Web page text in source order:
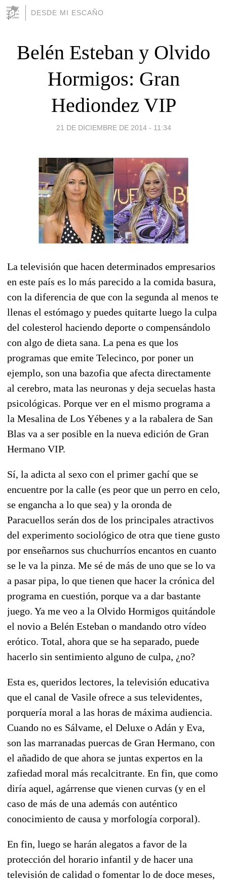
DESDE MI ESCAÑO
Belén Esteban y Olvido
Hormigos: Gran
Hediondez VIP
21 DE DICIEMBRE DE 2014 - 11:34
La televisión que hacen determinados empresarios
en este país es lo más parecido a la comida basura,
con la diferencia de que con la segunda al menos te
llenas el estómago y puedes quitarte luego la culpa
del colesterol haciendo deporte o compensándolo
con algo de dieta sana. La pena es que los
programas que emite Telecinco, por poner un
ejemplo, son una bazofia que afecta directamente
al cerebro, mata las neuronas y deja secuelas hasta
psicológicas. Porque ver en el mismo programa a
la Mesalina de Los Yébenes y a la rabalera de San
Blas va a ser posible en la nueva edición de Gran
Hermano VIP.
Sí, la adicta al sexo con el primer gachí que se
encuentre por la calle (es peor que un perro en celo,
se engancha a lo que sea) y la oronda de
Paracuellos serán dos de los principales atractivos
del experimento sociológico de otra que tiene gusto
por enseñarnos sus chuchurríos encantos en cuanto
se le va la pinza. Me sé de más de uno que se lo va
a pasar pipa, lo que tienen que hacer la crónica del
programa en cuestión, porque va a dar bastante
juego. Ya me veo a la Olvido Hormigos quitándole
el novio a Belén Esteban o mandando otro vídeo
erótico. Total, ahora que se ha separado, puede
hacerlo sin sentimiento alguno de culpa, ¿no?
Esta es, queridos lectores, la televisión educativa
que el canal de Vasile ofrece a sus televidentes,
porquería moral a las horas de máxima audiencia.
Cuando no es Sálvame, el Deluxe o Adán y Eva,
son las marranadas puercas de Gran Hermano, con
el añadido de que ahora se juntas expertos en la
zafiedad moral más recalcitrante. En fin, que como
diría aquel, agárrense que vienen curvas (y en el
caso de más de una además con auténtico
conocimiento de causa y morfología corporal).
En fin, luego se harán alegatos a favor de la
protección del horario infantil y de hacer una
televisión de calidad o fomentar lo de doce meses,